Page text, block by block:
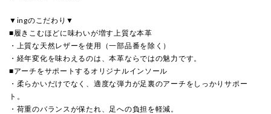
▼ingのこだわり▼
■履きこむほどに味わいが増す上質な本革
・上質な天然レザーを使用（一部品番を除く）
・経年変化を味わえるのは、本革ならではの魅力です。
■アーチをサポートするオリジナルインソール
・柔らかいだけでなく、適度な弾力が足裏のアーチをしっかりサポー
ト。
・荷重のバランスが保たれ、足への負担を軽減。